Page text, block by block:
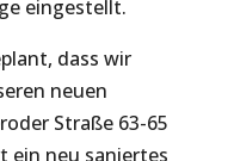
eingestellt.
dass wir
neuen
Straße 63-65
ein neu saniertes